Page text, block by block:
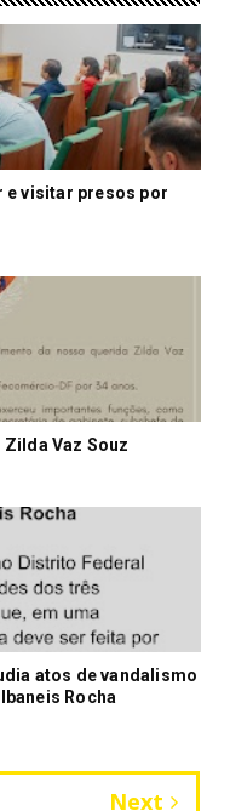
e visitar presos por
Vaz Souz
atos de vandalismo
Rocha
Next